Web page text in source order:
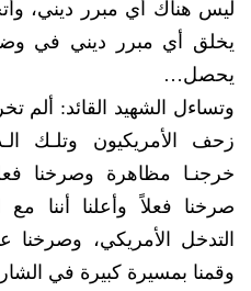
ليس هناك أي مبرر ديني،
يخلق أي مبرر ديني في
يحصل…
وتساءل الشهيد القائد:
زحف الأمريكيون وتلـك
خرجنـا مظاهرة وصرخنا
صرخنا فعلاً وأعلنا أننا
التدخل الأمريكي، وصرخنا
وقمنا بمسيرة كبيرة في